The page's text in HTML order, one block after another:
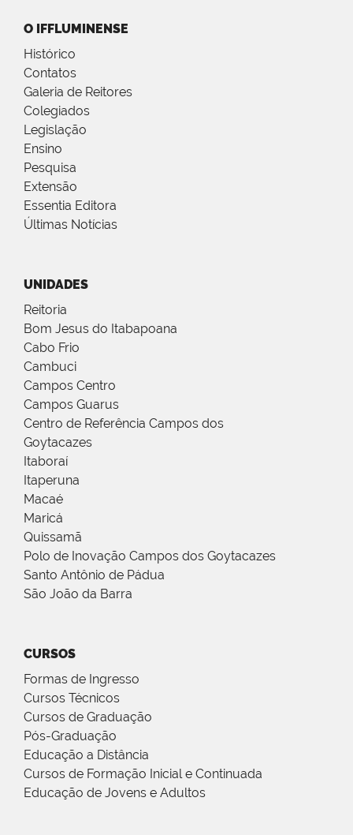
O IFFLUMINENSE
Histórico
Contatos
Galeria de Reitores
Colegiados
Legislação
Ensino
Pesquisa
Extensão
Essentia Editora
Últimas Notícias
UNIDADES
Reitoria
Bom Jesus do Itabapoana
Cabo Frio
Cambuci
Campos Centro
Campos Guarus
Centro de Referência Campos dos
Goytacazes
Itaboraí
Itaperuna
Macaé
Maricá
Quissamã
Polo de Inovação Campos dos Goytacazes
Santo Antônio de Pádua
São João da Barra
CURSOS
Formas de Ingresso
Cursos Técnicos
Cursos de Graduação
Pós-Graduação
Educação a Distância
Cursos de Formação Inicial e Continuada
Educação de Jovens e Adultos